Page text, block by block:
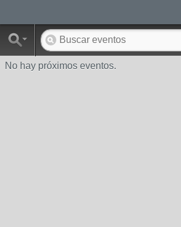
No hay próximos eventos.